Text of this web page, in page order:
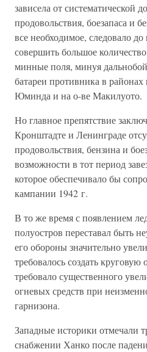
зависела от систематической
продовольствия, боезапаса и
все необходимое, следовало до
совершить большое
минные поля, минуя
батареи противника в
Юминда и на о-ве Макилуото.
Но главное препятствие
Кронштадте и Ленинграде
продовольствия, бензина и
возможности в тот период
которое обеспечивало бы
кампании 1942 г.
В то же время с появлением
полуостров переставал быть
его обороны значительно
требовалось создать круговую
требовало существенного
огневых средств при
гарнизона.
Западные историки отмечали
снабжении Ханко после